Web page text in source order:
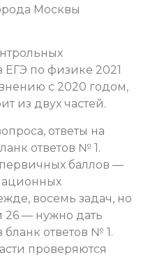
Москвы
по физике 2021
с 2020 годом,
из двух частей.
ответы на
ответов № 1.
баллов —
восемь задач, но
26 — нужно дать
бланк ответов № 1.
проверяются